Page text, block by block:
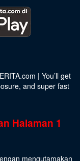
| You’ll get
and super fast
Halaman 1
mengutamakan